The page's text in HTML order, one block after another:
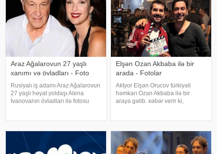
Araz Ağalarovun 27 yaşlı
xanımı və övladları - Foto
Rusiyalı iş adamı Araz Ağalarovun
27 yaşlı həyat yoldaşı Alena
İvanovanın övladları ilə fotosu
alıb. Qeyd edək ki, Araz Ağalarovu
Elşən Ozan Akbaba ilə bir
arada - Fotolar
Aktyor Elşən Orucov türkiyəli
həmkarı Ozan Akbaba ilə bir
araya gəlib. xəbər verir ki,
Elşən layihənin birinci hissəsində